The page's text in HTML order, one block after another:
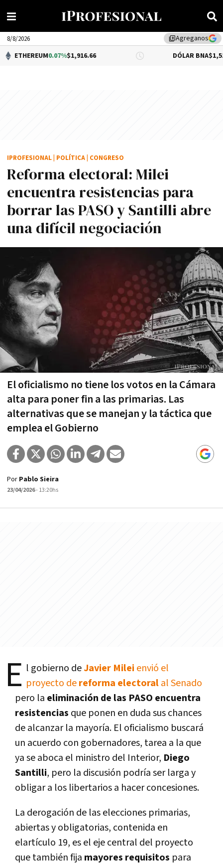
library_addAgreganos
8/8/2026
0.07%$1,916.66 DÓLAR BNA $1,520.00
Reforma electoral: Milei
encuentra resistencias para
borrar las PASO y Santilli abre
una difícil negociación
El oficialismo no tiene los votos en la Cámara
alta para poner fin a las primarias. Las
alternativas que se manejan y la táctica que
emplea el Gobierno
IPROFESIONAL POLÍTICA CONGRESO
Por Pablo Sieira
23/04/2026- 13:20hs
E l gobierno deJavier Milei envió el
proyecto dereforma electoralal Senado
pero la eliminación de las PASO encuentra
resistencias que ponen en duda sus chances
de alcanzar la mayoría. El oficialismo buscará
un acuerdo con gobernadores, tarea a la que
ya se aboca el ministro del Interior, Diego
Santilli, pero la discusión podría ser larga y
obligar a los libertarios a hacer concesiones.
La derogación de las elecciones primarias,
abiertas y obligatorias, contenida en
elartículo 19, es el eje central del proyecto
que también fija mayores requisitos para